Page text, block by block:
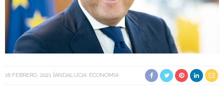
18 FEBRERO, 2021 ANDALUCIA ECONOMIA